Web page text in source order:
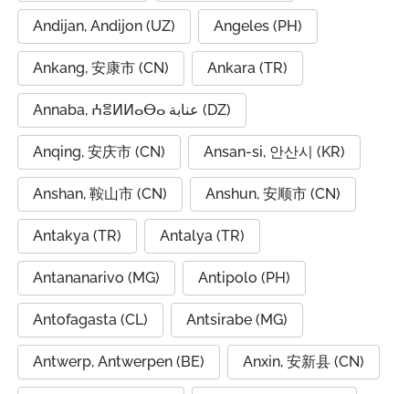
Andijan, Andijon (UZ) Angeles (PH)
Ankang, 安康市 (CN) Ankara (TR)
Annaba, ⵄⴻⵍⵍⴰⴱⴰ عنابة (DZ)
Anqing, 安庆市 (CN) Ansan-si, 안산시 (KR)
Anshan, 鞍山市 (CN) Anshun, 安顺市 (CN)
Antakya (TR) Antalya (TR)
Antananarivo (MG) Antipolo (PH)
Antofagasta (CL) Antsirabe (MG)
Antwerp, Antwerpen (BE) Anxin, 安新县 (CN)